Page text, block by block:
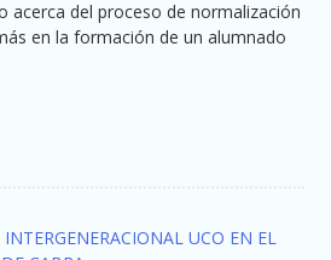
acerca del proceso de normalización
en la formación de un alumnado